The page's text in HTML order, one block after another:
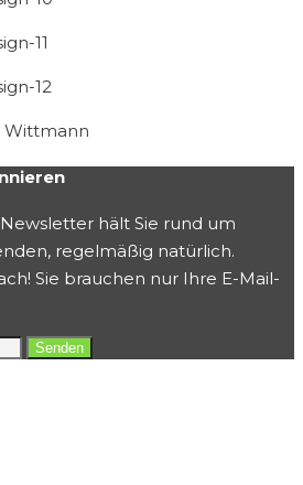
Wittmann
hält Sie rund um
regelmäßig natürlich.
Sie brauchen nur Ihre E-Mail-